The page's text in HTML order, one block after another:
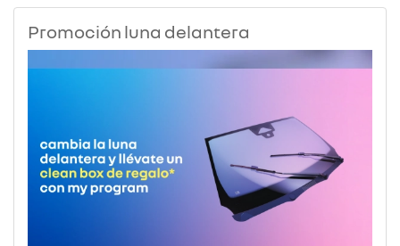
Promoción luna delantera